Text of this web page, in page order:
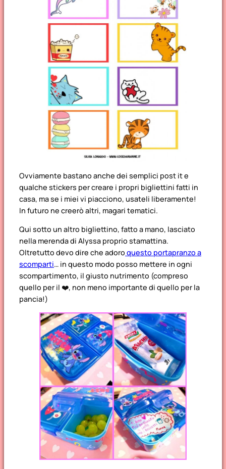
Ovviamente bastano anche dei semplici post it e
qualche stickers per creare i propri bigliettini fatti in
casa, ma se i miei vi piacciono, usateli liberamente!
In futuro ne creerò altri, magari tematici.
Qui sotto un altro bigliettino, fatto a mano, lasciato
nella merenda di Alyssa proprio stamattina.
Oltretutto devo dire che adoro questo portapranzo a
scomparti… in questo modo posso mettere in ogni
scompartimento, il giusto nutrimento (compreso
quello per il ❤️, non meno importante di quello per la
pancia!)